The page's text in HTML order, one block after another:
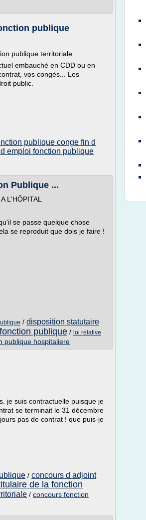
publique
publique territoriale
embauché en CDD ou en
vos congés... Les
public.
publique conge fin d
emploi fonction publique
Publique ...
L'HÔPITAL
se passe quelque chose
se reproduit que dois je faire !
/ disposition statutaire
publique / loi relative
publique hospitaliere
je suis contractuelle puisque je
se terminait le 31 décembre
pas de contrat ! que puis-je
/ concours d adjoint
de la fonction
/ concours fonction